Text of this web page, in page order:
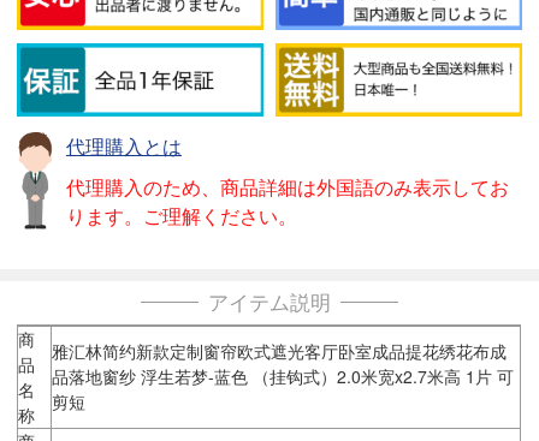
代理購入とは
代理購入のため、商品詳細は外国語のみ表示してお
ります。ご理解ください。
アイテム説明
商
品
名
称
雅汇林简约新款定制窗帘欧式遮光客厅卧室成品提花绣花布成
品落地窗纱 浮生若梦-蓝色 （挂钩式）2.0米宽x2.7米高 1片 可
剪短